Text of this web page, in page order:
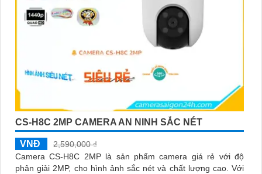
CS-H8C 2MP CAMERA AN NINH SẮC NÉT
VNĐ
2,590,000 ₫
Camera CS-H8C 2MP là sản phẩm camera giá rẻ với độ
phân giải 2MP, cho hình ảnh sắc nét và chất lượng cao. Với